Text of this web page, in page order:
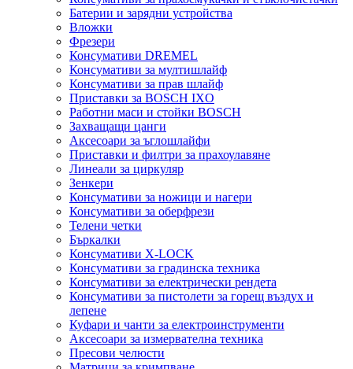
Батерии и зарядни устройства
Вложки
Фрезери
Консумативи DREMEL
Консумативи за мултишлайф
Консумативи за прав шлайф
Приставки за BOSCH IXO
Работни маси и стойки BOSCH
Захващащи цанги
Аксесоари за ъглошлайфи
Приставки и филтри за прахоулавяне
Линеали за циркуляр
Зенкери
Консумативи за ножици и нагери
Консумативи за оберфрези
Телени четки
Бъркалки
Консумативи X-LOCK
Консумативи за градинска техника
Консумативи за електрически рендета
Консумативи за пистолети за горещ въздух и
лепене
Куфари и чанти за електроинструменти
Аксесоари за измервателна техника
Пресови челюсти